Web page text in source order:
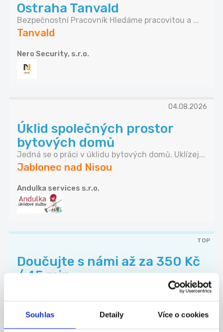
Souhlas Detaily Více o cookies
Ostraha Tanvald
Bezpečnostní Pracovník Hledáme pracovitou a ...
Tanvald
Nero Security, s.r.o.
04.08.2026
Úklid společných prostor
bytových domů
Jedná se o práci v úklidu bytových domů. Uklízej...
Jablonec nad Nisou
Andulka services s.r.o.
TOP
Doučujte s námi až za 350 Kč
/ 45 min
Doučujte to, co vám jde. V čase, který vám
Jablonec nad Nisou